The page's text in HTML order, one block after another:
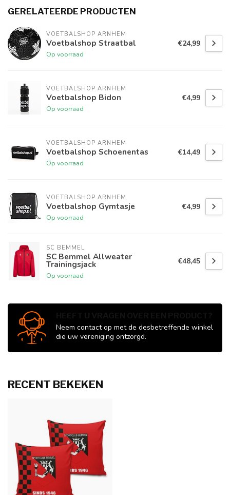
GERELATEERDE PRODUCTEN
VOETBALSHOP ARNHEM
Voetbalshop Straatbal
Op voorraad
€24,99
VOETBALSHOP ARNHEM
Voetbalshop Bidon
Op voorraad
€4,99
VOETBALSHOP ARNHEM
Voetbalshop Schoenentas
Op voorraad
€14,49
VOETBALSHOP ARNHEM
Voetbalshop Gymtasje
Op voorraad
€4,99
SC BEMMEL
SC Bemmel Allweater
Trainingsjack
Op voorraad
€48,45
Neem contact op met de desbetreffende winkel
die uw vereniging ontzorgd.
RECENT BEKEKEN